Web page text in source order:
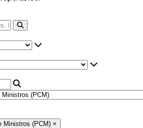
Ministros (PCM) ×